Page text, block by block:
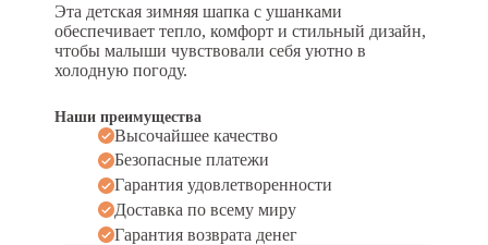
Эта детская зимняя шапка с ушанками
обеспечивает тепло, комфорт и стильный дизайн,
чтобы малыши чувствовали себя уютно в
холодную погоду.
Наши преимущества
Высочайшее качество
Безопасные платежи
Гарантия удовлетворенности
Доставка по всему миру
Гарантия возврата денег